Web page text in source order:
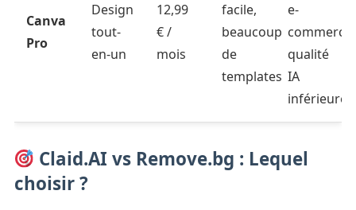
Canva
Pro
Design
tout-
en-un
12,99
€ /
mois
facile,
beaucoup
de
templates
e-
commerce,
qualité
IA
inférieure
Claid.AI vs Remove.bg : Lequel
choisir ?